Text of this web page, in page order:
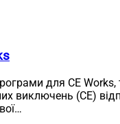
для CE
виключень (CE)